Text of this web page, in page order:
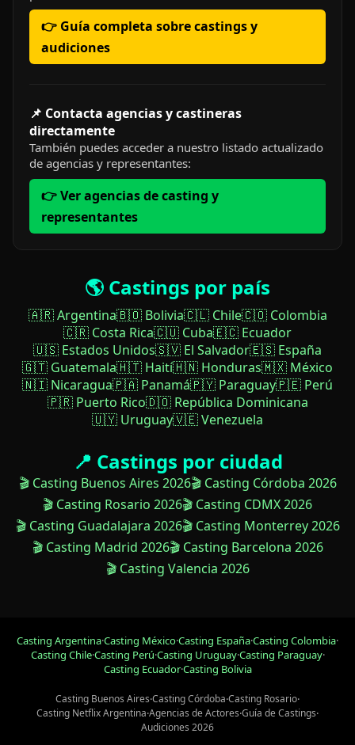
👉 Guía completa sobre castings y
audiciones
📌 Contacta agencias y castineras
directamente
También puedes acceder a nuestro listado actualizado
de agencias y representantes:
👉 Ver agencias de casting y
representantes
🌎 Castings por país
🇦🇷 Argentina🇧🇴 Bolivia🇨🇱 Chile🇨🇴 Colombia
🇨🇷 Costa Rica🇨🇺 Cuba🇪🇨 Ecuador
🇺🇸 Estados Unidos🇸🇻 El Salvador🇪🇸 España
🇬🇹 Guatemala🇭🇹 Haití🇭🇳 Honduras🇲🇽 México
🇳🇮 Nicaragua🇵🇦 Panamá🇵🇾 Paraguay🇵🇪 Perú
🇵🇷 Puerto Rico🇩🇴 República Dominicana
🇺🇾 Uruguay🇻🇪 Venezuela
📍 Castings por ciudad
🎬 Casting Buenos Aires 2026🎬 Casting Córdoba 2026
🎬 Casting Rosario 2026🎬 Casting CDMX 2026
🎬 Casting Guadalajara 2026🎬 Casting Monterrey 2026
🎬 Casting Madrid 2026🎬 Casting Barcelona 2026
🎬 Casting Valencia 2026
Casting Argentina·Casting México·Casting España·Casting Colombia·
Casting Chile·Casting Perú·Casting Uruguay·Casting Paraguay·
Casting Ecuador·Casting Bolivia
Casting Buenos Aires·Casting Córdoba·Casting Rosario·
Casting Netflix Argentina·Agencias de Actores·Guía de Castings·
Audiciones 2026